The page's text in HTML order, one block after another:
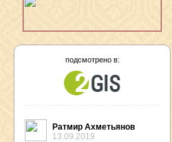
подсмотрено в:
Ратмир Ахметьянов
13.09.2019